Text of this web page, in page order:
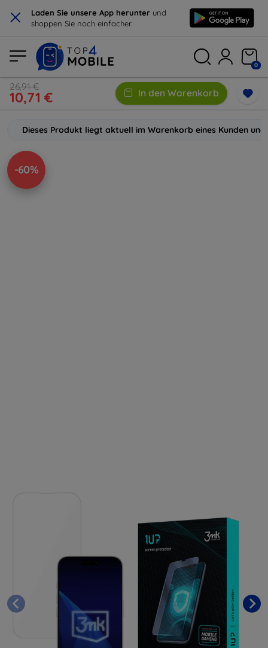
× Laden Sie unsere App herunter und
shoppen Sie noch einfacher.
0
26,91 €
10,71 € In den Warenkorb
Dieses Produkt liegt aktuell im Warenkorb eines Kunden
-60%